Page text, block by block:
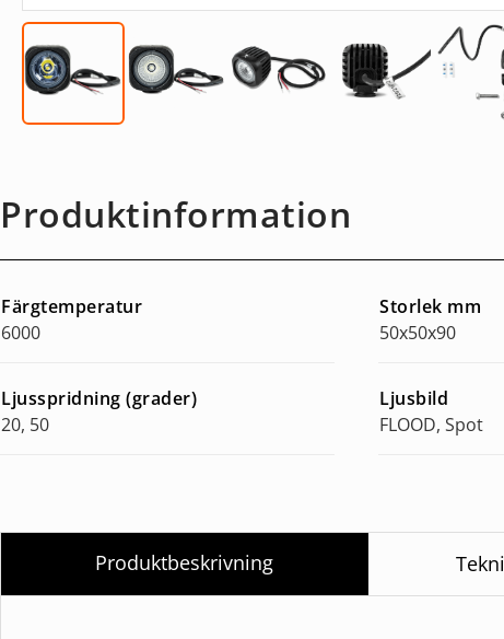
Produktinformation
Färgtemperatur
6000
Storlek mm
50x50x90
Ljusspridning (grader)
20, 50
Ljusbild
FLOOD, Spot
Produktbeskrivning